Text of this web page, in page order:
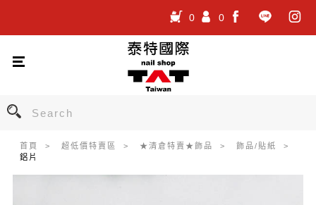
0
0
首頁 超低價特賣區 ★清倉特賣★飾品
飾品/貼紙
鋁片